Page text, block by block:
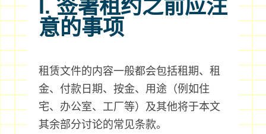
I. 签署租约之前应注
意的事项
租赁文件的内容一般都会包括租期、租
金、付款日期、按金、用途（例如住
宅、办公室、工厂等）及其他将于本文
其余部分讨论的常见条款。